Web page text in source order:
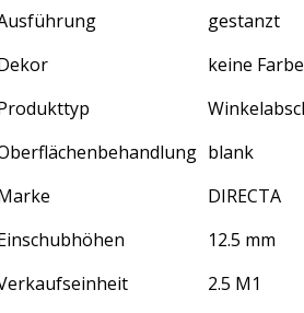
gestanzt
keine Farbe
blank
DIRECTA
12.5 mm
2.5 M1